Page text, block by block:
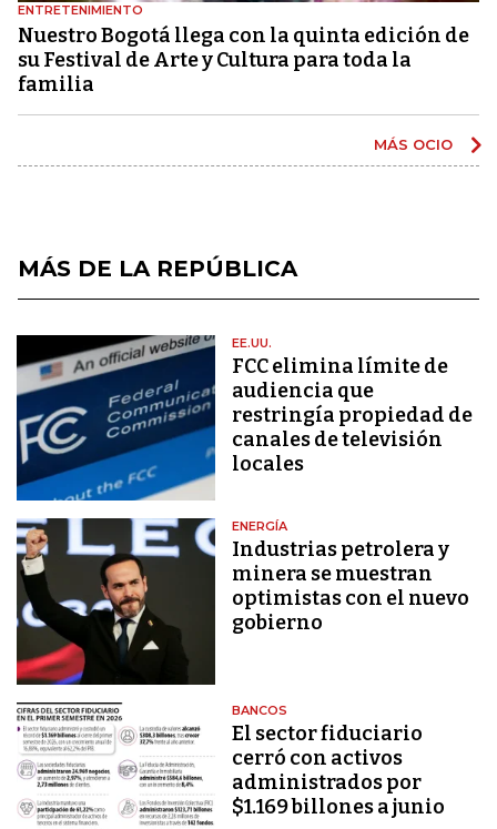
ENTRETENIMIENTO
Nuestro Bogotá llega con la quinta edición de
su Festival de Arte y Cultura para toda la
familia
MÁS OCIO
MÁS DE LA REPÚBLICA
EE.UU.
FCC elimina límite de
audiencia que
restringía propiedad de
canales de televisión
locales
ENERGÍA
Industrias petrolera y
minera se muestran
optimistas con el nuevo
gobierno
BANCOS
El sector fiduciario
cerró con activos
administrados por
$1.169 billones a junio